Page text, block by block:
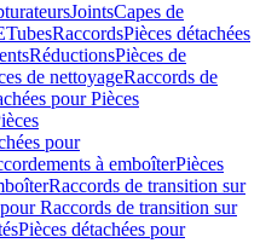
JointsCapes de
TubesRaccordsPièces détachées
RéductionsPièces de
de nettoyageRaccords de
pour Pièces
pour
à emboîterPièces
Raccords de transition sur
Raccords de transition sur
Pièces détachées pour